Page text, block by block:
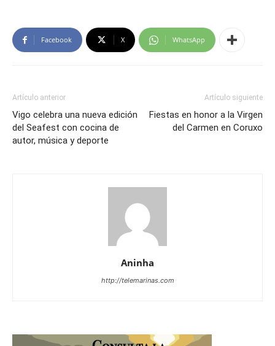
Facebook X WhatsApp
Artículo anterior
Vigo celebra una nueva edición
del Seafest con cocina de
autor, música y deporte
Artículo siguiente
Fiestas en honor a la Virgen
del Carmen en Coruxo
Aninha
http://telemarinas.com